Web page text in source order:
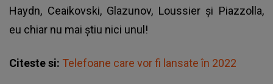
Haydn, Ceaikovski, Glazunov, Loussier și Piazzolla,
eu chiar nu mai știu nici unul!
Citeste si: Telefoane care vor fi lansate în 2022